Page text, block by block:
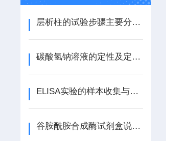
层析柱的试验步骤主要分为五步
碳酸氢钠溶液的定性及定量分析过程
ELISA实验的样本收集与前期准备
谷胺酰胺合成酶试剂盒说明书